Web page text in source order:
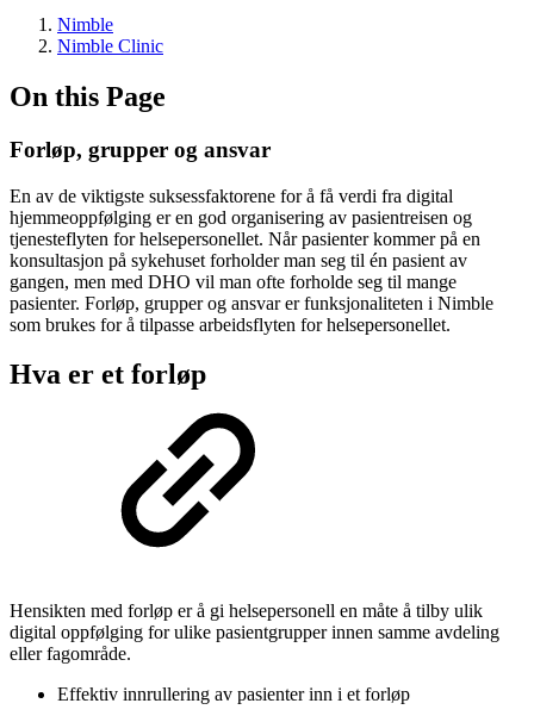
Nimble
Nimble Clinic
On this Page
Forløp, grupper og ansvar
En av de viktigste suksessfaktorene for å få verdi fra digital
hjemmeoppfølging er en god organisering av pasientreisen og
tjenesteflyten for helsepersonellet. Når pasienter kommer på en
konsultasjon på sykehuset forholder man seg til én pasient av
gangen, men med DHO vil man ofte forholde seg til mange
pasienter. Forløp, grupper og ansvar er funksjonaliteten i Nimble
som brukes for å tilpasse arbeidsflyten for helsepersonellet.
Hva er et forløp
Hensikten med forløp er å gi helsepersonell en måte å tilby ulik
digital oppfølging for ulike pasientgrupper innen samme avdeling
eller fagområde.
Effektiv innrullering av pasienter inn i et forløp